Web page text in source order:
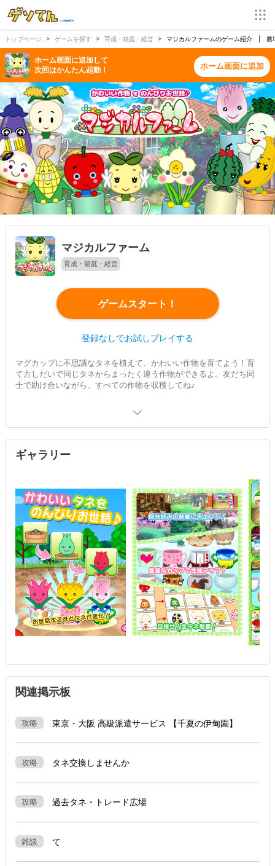
トップページ ゲームを探す 育成・箱庭・経営 マジカルファームのゲーム紹介 | 農
ホーム画面に追加して
次回はかんたん起動！
ホーム画面に追加
マジカルファーム
育成・箱庭・経営
ゲームスタート！
登録なしでお試しプレイする
マグカップに不思議なタネを植えて、かわいい作物を育てよう！育
て方しだいで同じタネからまったく違う作物ができるよ。友だち同
士で助け合いながら、すべての作物を収穫してね♪
ギャラリー
関連掲示板
攻略 東京・大阪 高級派遣サービス 【千夏の伊甸園】
攻略 タネ交換しませんか
攻略 過去タネ・トレード広場
雑談 て